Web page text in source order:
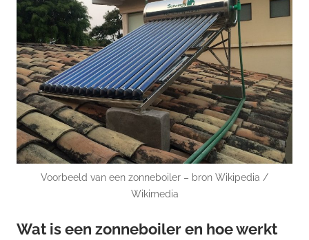
Voorbeeld van een zonneboiler – bron Wikipedia /
Wikimedia
Wat is een zonneboiler en hoe werkt